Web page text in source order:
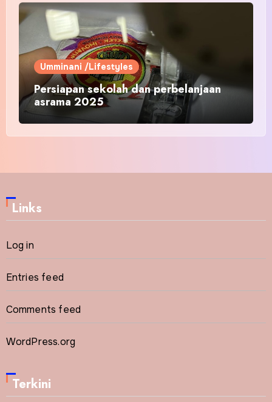
Umminani /Lifestyles
Persiapan sekolah dan perbelanjaan
asrama 2025
Links
Log in
Entries feed
Comments feed
WordPress.org
Terkini